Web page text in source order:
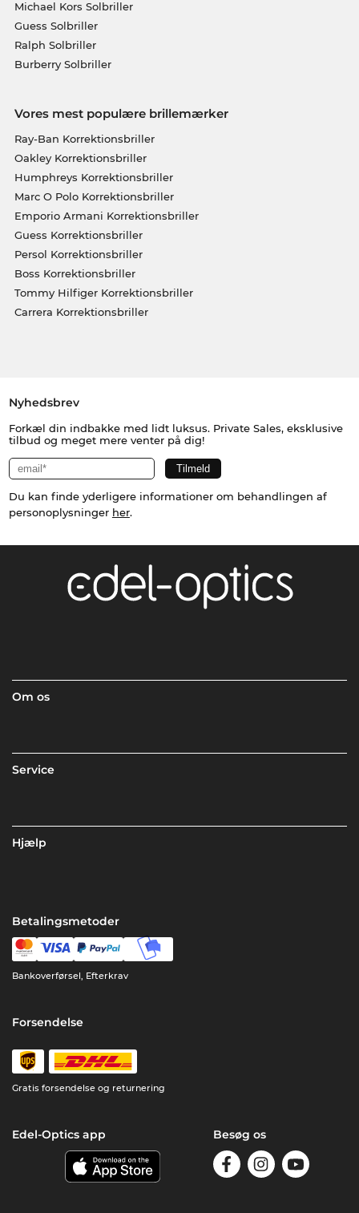
Michael Kors Solbriller
Guess Solbriller
Ralph Solbriller
Burberry Solbriller
Vores mest populære brillemærker
Ray-Ban Korrektionsbriller
Oakley Korrektionsbriller
Humphreys Korrektionsbriller
Marc O Polo Korrektionsbriller
Emporio Armani Korrektionsbriller
Guess Korrektionsbriller
Persol Korrektionsbriller
Boss Korrektionsbriller
Tommy Hilfiger Korrektionsbriller
Carrera Korrektionsbriller
Nyhedsbrev
Forkæl din indbakke med lidt luksus. Private Sales, eksklusive
tilbud og meget mere venter på dig!
Du kan finde yderligere informationer om behandlingen af
personoplysninger her.
Om os
Service
Hjælp
Betalingsmetoder
Bankoverførsel, Efterkrav
Forsendelse
Gratis forsendelse og returnering
Edel-Optics app Besøg os